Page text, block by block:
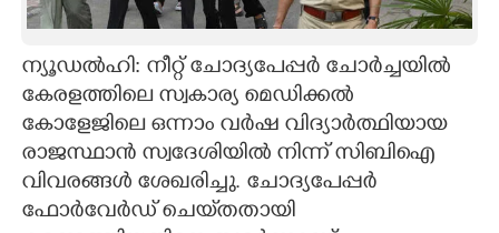
ASTRO
CARTOONS
LITERATURE
ZOOM
ന്യൂഡൽഹി: നീറ്റ് ചോദ്യപേപ്പർ ചോർച്ചയിൽ
കേരളത്തിലെ സ്വകാര്യ മെഡിക്കൽ
കോളേജിലെ ഒന്നാം വർഷ വിദ്യാർത്ഥിയായ
രാജസ്ഥാൻ സ്വദേശിയിൽ നിന്ന് സിബിഐ
വിവരങ്ങൾ ശേഖരിച്ചു. ചോദ്യപേപ്പർ
ഫോർവേർഡ് ചെയ്‌തതായി